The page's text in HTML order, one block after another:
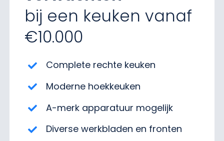
bij een keuken vanaf
€10.000
Complete rechte keuken
Moderne hoekkeuken
A-merk apparatuur mogelijk
Diverse werkbladen en fronten